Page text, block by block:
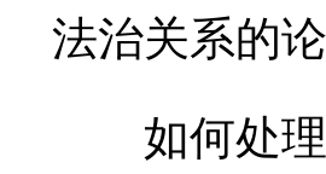
法治关系的论
如何处理